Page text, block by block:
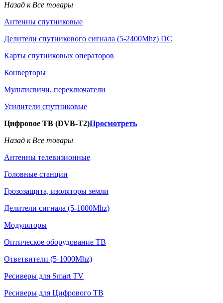
Назад к Все товары
Антенны спутниковые
Делители спутникового сигнала (5-2400Mhz) DC
Карты спутниковых операторов
Конверторы
Мультисвичи, переключатели
Усилители спутниковые
Цифровое ТВ (DVB-T2)Просмотреть
Назад к Все товары
Антенны телевизионные
Головные станции
Грозозащита, изоляторы земли
Делители сигнала (5-1000Mhz)
Модуляторы
Оптическое оборудование ТВ
Ответвители (5-1000Mhz)
Ресиверы для Smart TV
Ресиверы для Цифрового ТВ